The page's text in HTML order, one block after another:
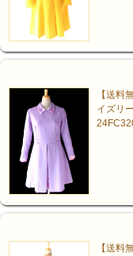
【送料
イズリ
【送料